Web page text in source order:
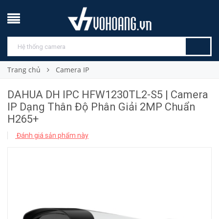
Trang chủ Camera IP
DAHUA DH IPC HFW1230TL2-S5 | Camera
IP Dạng Thân Độ Phân Giải 2MP Chuẩn
H265+
Đánh giá sản phẩm này